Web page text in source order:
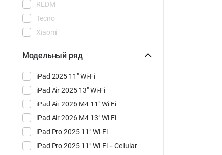
REDMI
Tecno
Xiaomi
Модельный ряд
iPad 2025 11" Wi-Fi
iPad Air 2025 13" Wi-Fi
iPad Air 2026 M4 11" Wi-Fi
iPad Air 2026 M4 13" Wi-Fi
iPad Pro 2025 11" Wi-Fi
iPad Pro 2025 11" Wi-Fi + Cellular